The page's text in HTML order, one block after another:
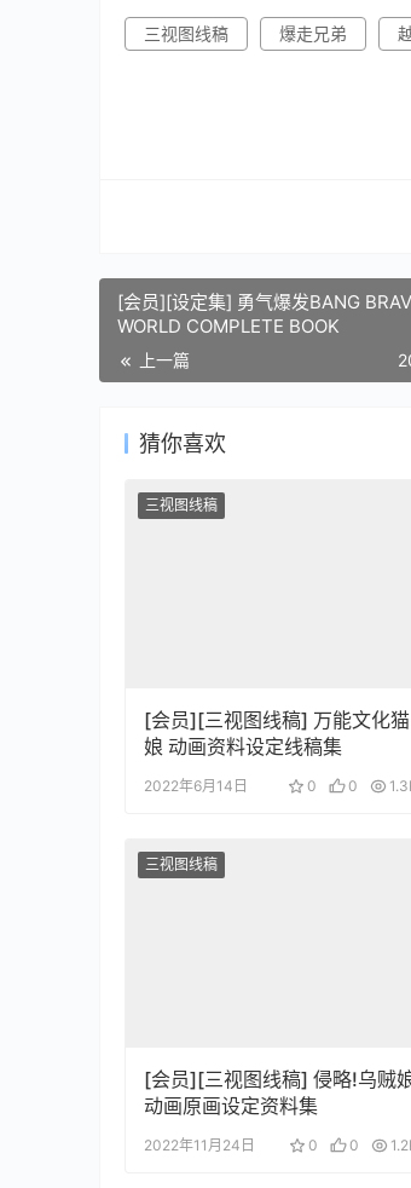
三视图线稿 爆走兄弟
[会员][设定集] 勇气爆发BANG
WORLD COMPLETE BOOK
上一篇
猜你喜欢
三视图线稿
[会员][三视图线稿] 万能文化猫
娘 动画资料设定线稿集
2022年6月14日 0 0
三视图线稿
[会员][三视图线稿] 侵略!乌贼
动画原画设定资料集
2022年11月24日 0 0